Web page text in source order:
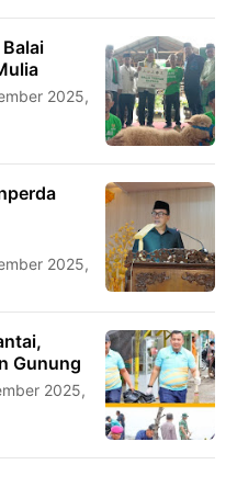
2025,
2025,
Gunung
2025,